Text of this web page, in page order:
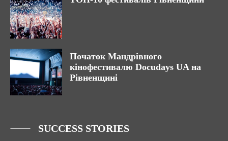
Початок Мандрівного
кінофестивалю Docudays UA на
Рівненщині
SUCCESS STORIES